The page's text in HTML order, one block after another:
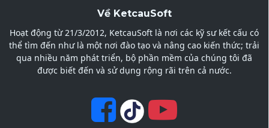
Về KetcauSoft
Hoạt động từ 21/3/2012, KetcauSoft là nơi các kỹ sư kết cấu có
thể tìm đến như là một nơi đào tạo và nâng cao kiến thức; trải
qua nhiều năm phát triển, bộ phần mềm của chúng tôi đã
được biết đến và sử dụng rộng rãi trên cả nước.